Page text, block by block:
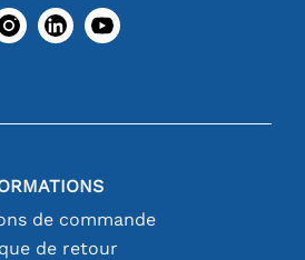
de commande
de retour